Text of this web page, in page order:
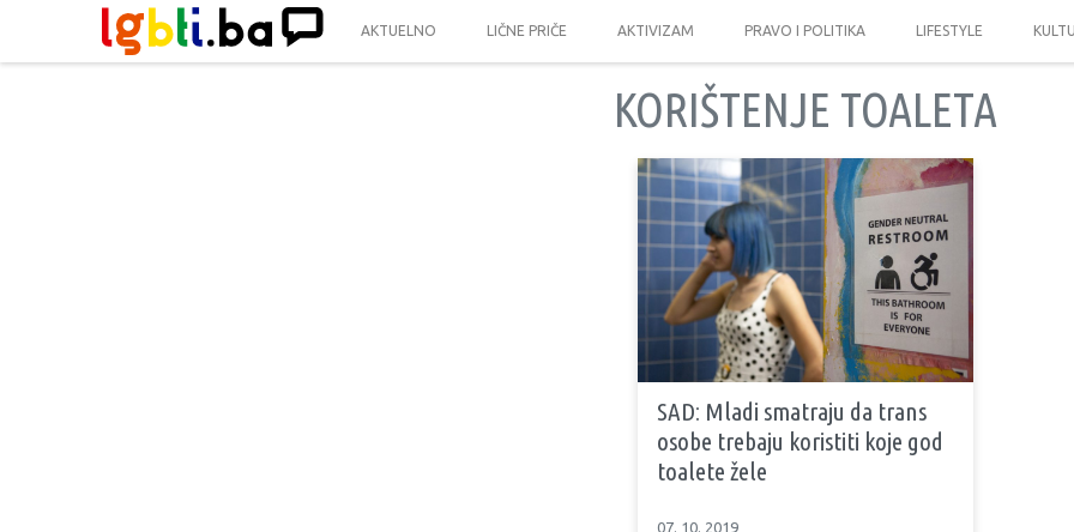
AKTUELNO LIČNE PRIČE AKTIVIZAM PRAVO I POLITIKA LIFESTYLE
KORIŠTENJE TOALETA
SAD: Mladi smatraju da trans
osobe trebaju koristiti koje god
toalete žele
07. 10. 2019